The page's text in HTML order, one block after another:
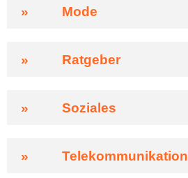
» Mode
» Ratgeber
» Soziales
» Telekommunikation